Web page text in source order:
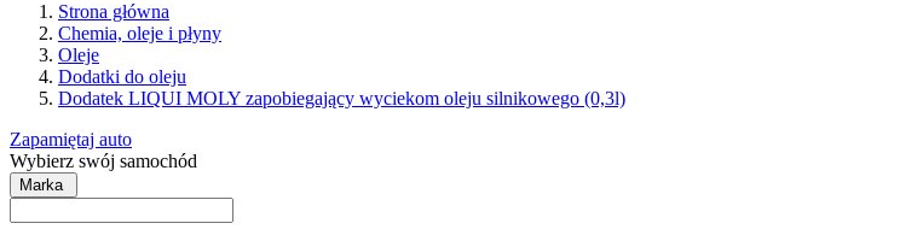
Strona główna
Chemia, oleje i płyny
Oleje
Dodatki do oleju
Dodatek LIQUI MOLY zapobiegający wyciekom oleju silnikowego (0,3l)
Zapamiętaj auto
Wybierz swój samochód
Marka